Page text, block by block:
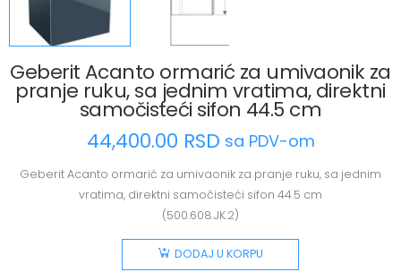
Geberit Acanto ormarić za umivaonik za
pranje ruku, sa jednim vratima, direktni
samočisteći sifon 44.5 cm
44,400.00 RSD sa PDV-om
Geberit Acanto ormarić za umivaonik za pranje ruku, sa jednim
vratima, direktni samočisteći sifon 44.5 cm
(500.608.JK.2)
DODAJ U KORPU